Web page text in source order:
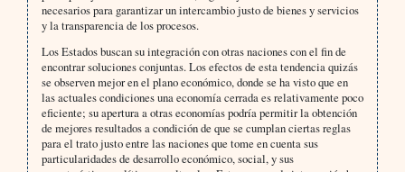
necesarios para garantizar un intercambio justo de bienes y servicios
y la transparencia de los procesos.
Los Estados buscan su integración con otras naciones con el fin de
encontrar soluciones conjuntas. Los efectos de esta tendencia quizás
se observen mejor en el plano económico, donde se ha visto que en
las actuales condiciones una economía cerrada es relativamente poco
eficiente; su apertura a otras economías podría permitir la obtención
de mejores resultados a condición de que se cumplan ciertas reglas
para el trato justo entre las naciones que tome en cuenta sus
particularidades de desarrollo económico, social, y sus